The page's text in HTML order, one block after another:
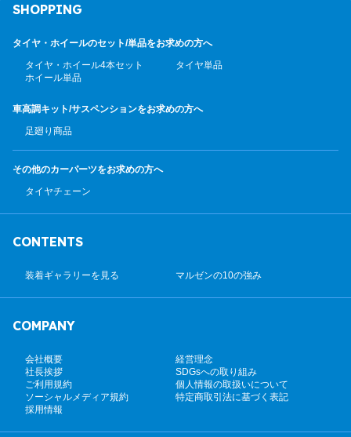
SHOPPING
タイヤ・ホイールのセット/単品をお求めの方へ
タイヤ・ホイール4本セット
タイヤ単品
ホイール単品
車高調キット/サスペンションをお求めの方へ
足廻り商品
その他のカーパーツをお求めの方へ
タイヤチェーン
CONTENTS
装着ギャラリーを見る マルゼンの10の強み
COMPANY
会社概要
経営理念
社長挨拶
SDGsへの取り組み
ご利用規約
個人情報の取扱いについて
ソーシャルメディア規約
特定商取引法に基づく表記
採用情報